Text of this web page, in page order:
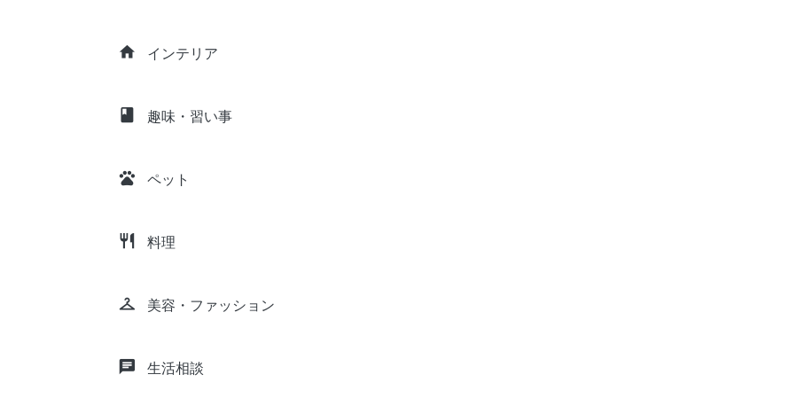
home インテリア
class 趣味・習い事
pets ペット
restaurant 料理
checkroom 美容・ファッション
chat 生活相談